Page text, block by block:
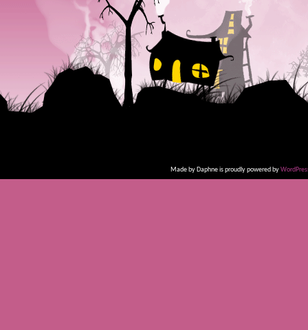
Made by Daphne is proudly powered by